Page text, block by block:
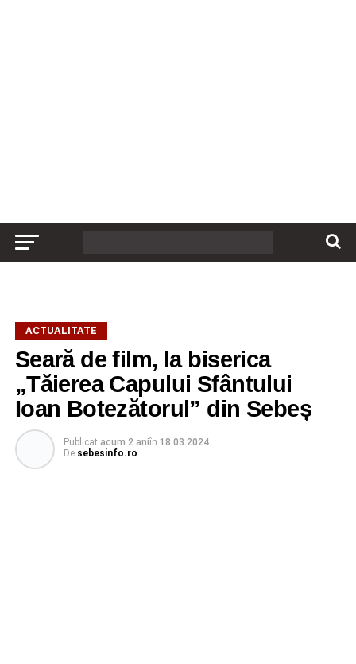
ACTUALITATE
Seară de film, la biserica
„Tăierea Capului Sfântului
Ioan Botezătorul” din Sebeș
Publicat acum 2 aniîn 18.03.2024
De sebesinfo.ro